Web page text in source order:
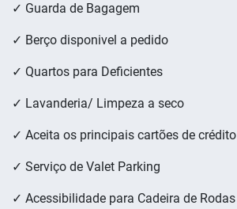
✓ Guarda de Bagagem
✓ Berço disponivel a pedido
✓ Quartos para Deficientes
✓ Lavanderia/ Limpeza a seco
✓ Aceita os principais cartões de crédito
✓ Serviço de Valet Parking
✓ Acessibilidade para Cadeira de Rodas